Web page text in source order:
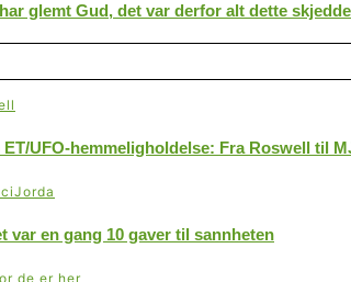
glemt Gud, det var derfor alt dette skjedde
UFO-hemmeligholdelse: Fra Roswell til
var en gang 10 gaver til sannheten